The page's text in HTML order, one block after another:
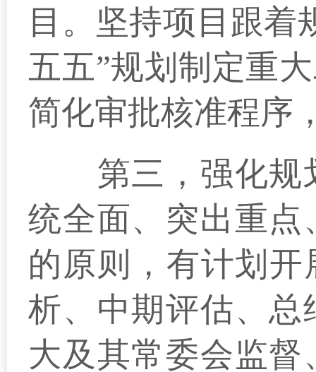
目。坚持项目跟着
五五”规划制定重
简化审批核准程序
第三，强化规
统全面、突出重
的原则，有计划
析、中期评估、
大及其常委会监